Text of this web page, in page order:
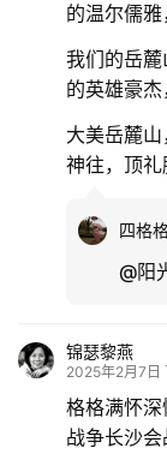
的温尔儒雅
我们的岳
的英雄豪
大美岳麓
神往，顶礼
四格
@阳
锦瑟黎燕
2025年2月7日
格格满怀
战争长沙